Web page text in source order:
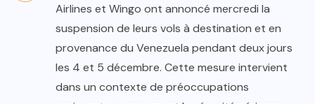
Airlines et Wingo ont annoncé mercredi la
suspension de leurs vols à destination et en
provenance du Venezuela pendant deux jours
les 4 et 5 décembre. Cette mesure intervient
dans un contexte de préoccupations